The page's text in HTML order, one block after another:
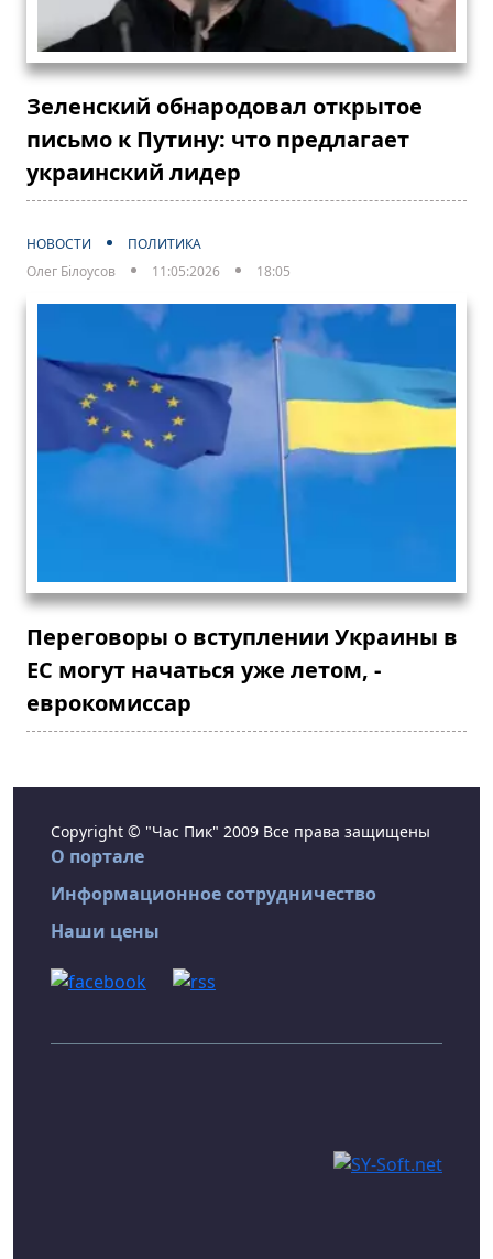
Зеленский обнародовал открытое
письмо к Путину: что предлагает
украинский лидер
НОВОСТИ
ПОЛИТИКА
Олег Білоусов
11:05:2026 18:05
Переговоры о вступлении Украины в
ЕС могут начаться уже летом, -
еврокомиссар
Copyright © "Час Пик" 2009 Все права защищены
О портале
Информационное сотрудничество
Наши цены